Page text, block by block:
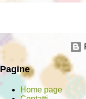
Pagine
Home page